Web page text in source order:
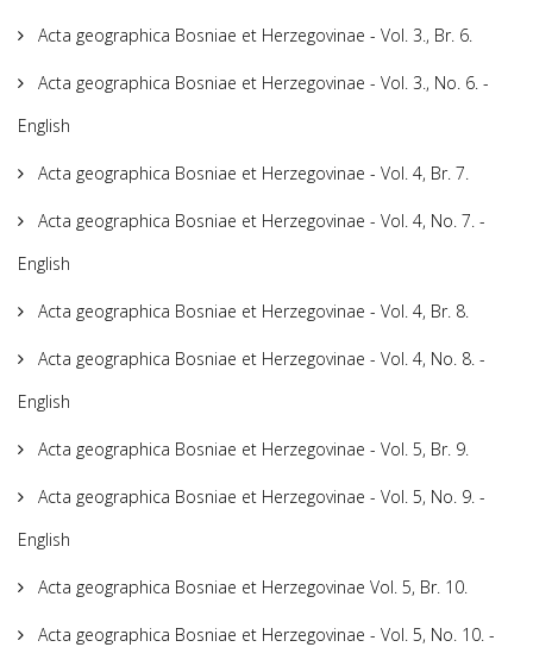
Acta geographica Bosniae et Herzegovinae - Vol. 3., Br. 6.
Acta geographica Bosniae et Herzegovinae - Vol. 3., No. 6. -
English
Acta geographica Bosniae et Herzegovinae - Vol. 4, Br. 7.
Acta geographica Bosniae et Herzegovinae - Vol. 4, No. 7. -
English
Acta geographica Bosniae et Herzegovinae - Vol. 4, Br. 8.
Acta geographica Bosniae et Herzegovinae - Vol. 4, No. 8. -
English
Acta geographica Bosniae et Herzegovinae - Vol. 5, Br. 9.
Acta geographica Bosniae et Herzegovinae - Vol. 5, No. 9. -
English
Acta geographica Bosniae et Herzegovinae Vol. 5, Br. 10.
Acta geographica Bosniae et Herzegovinae - Vol. 5, No. 10. -